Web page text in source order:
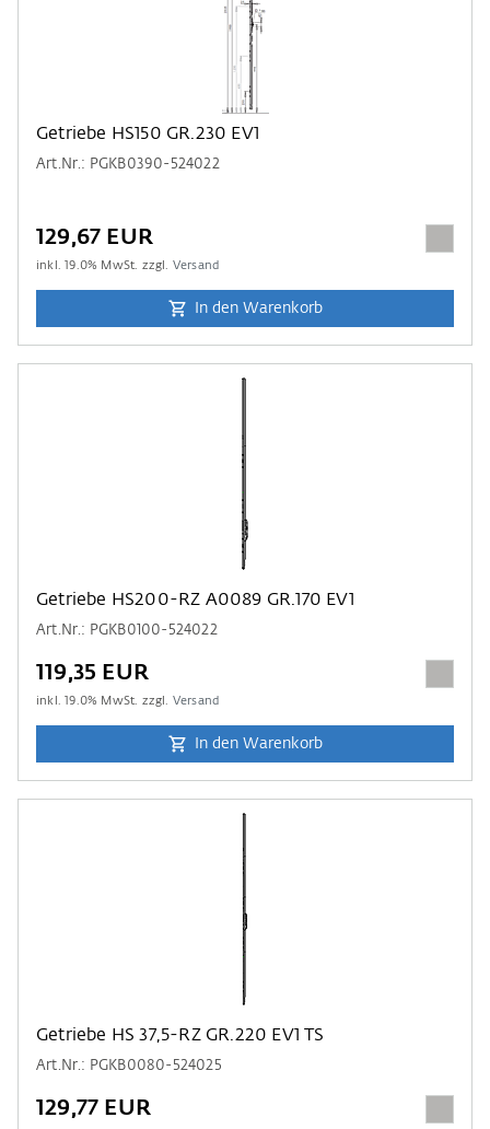
Getriebe HS150 GR.230 EV1
Art.Nr.: PGKB0390-524022
129,67 EUR
inkl.19.0% MwSt. zzgl. Versand
In den Warenkorb
Getriebe HS200-RZ A0089 GR.170 EV1
Art.Nr.: PGKB0100-524022
119,35 EUR
inkl.19.0% MwSt. zzgl. Versand
In den Warenkorb
Getriebe HS 37,5-RZ GR.220 EV1 TS
Art.Nr.: PGKB0080-524025
129,77 EUR